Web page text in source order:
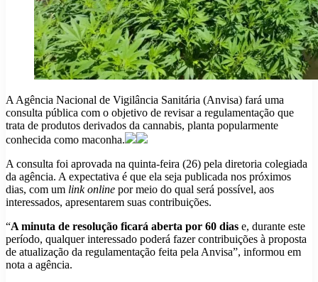
A Agência Nacional de Vigilância Sanitária (Anvisa) fará uma
consulta pública com o objetivo de revisar a regulamentação que
trata de produtos derivados da cannabis, planta popularmente
conhecida como maconha.
A consulta foi aprovada na quinta-feira (26) pela diretoria colegiada
da agência. A expectativa é que ela seja publicada nos próximos
dias, com um link online por meio do qual será possível, aos
interessados, apresentarem suas contribuições.
“A minuta de resolução ficará aberta por 60 dias e, durante este
período, qualquer interessado poderá fazer contribuições à proposta
de atualização da regulamentação feita pela Anvisa”, informou em
nota a agência.